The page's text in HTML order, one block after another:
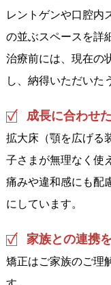
レントゲンや口腔内
の並ぶスペースを詳
治療前には、現在の
し、納得いただいた
成長に合わせ
拡大床（顎を広げる
子さまが無理なく使
痛みや違和感にも配
にしています。
家族との連携
矯正はご家族のご理